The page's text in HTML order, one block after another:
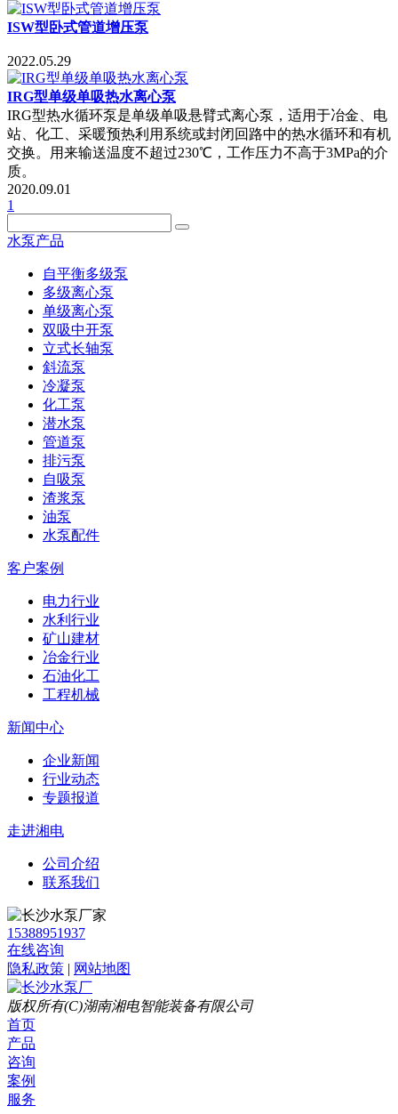
ISW型卧式管道增压泵
2022.05.29
IRG型单级单吸热水离心泵
IRG型热水循环泵是单级单吸悬臂式离心泵，适用于冶金、电
站、化工、采暖预热利用系统或封闭回路中的热水循环和有机
交换。用来输送温度不超过230℃，工作压力不高于3MPa的介
质。
2020.09.01
1
水泵产品
自平衡多级泵
多级离心泵
单级离心泵
双吸中开泵
立式长轴泵
斜流泵
冷凝泵
化工泵
潜水泵
管道泵
排污泵
自吸泵
渣浆泵
油泵
水泵配件
客户案例
电力行业
水利行业
矿山建材
冶金行业
石油化工
工程机械
新闻中心
企业新闻
行业动态
专题报道
走进湘电
公司介绍
联系我们
15388951937
在线咨询
隐私政策 | 网站地图
版权所有(C)湖南湘电智能装备有限公司
首页
产品
咨询
案例
服务